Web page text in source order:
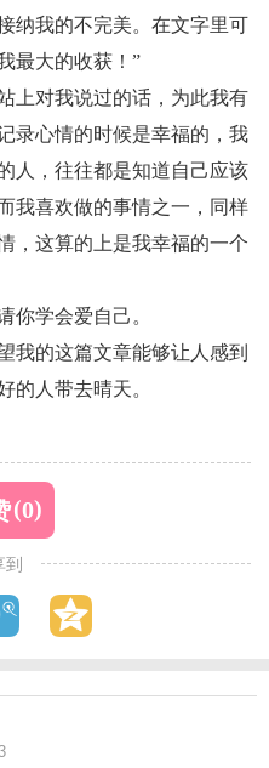
纳我的不完美。在文字里可
最大的收获！”
对我说过的话，为此我有
录心情的时候是幸福的，我
人，往往都是知道自己应该
我喜欢做的事情之一，同样
，这算的上是我幸福的一个
学会爱自己。
的这篇文章能够让人感到
的人带去晴天。
(0)